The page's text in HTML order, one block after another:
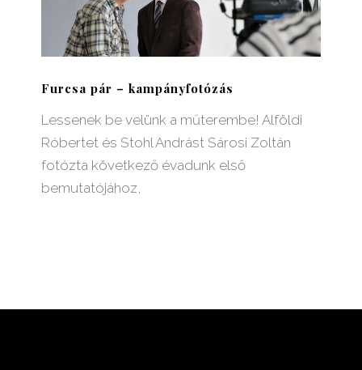
Furcsa pár – kampányfotózás
Lessenek be velünk a műterembe! Alföldi
Róbertet és Stohl Andrást Sárosi Zoltán
fotózta következő évadunk első
bemutatójához,